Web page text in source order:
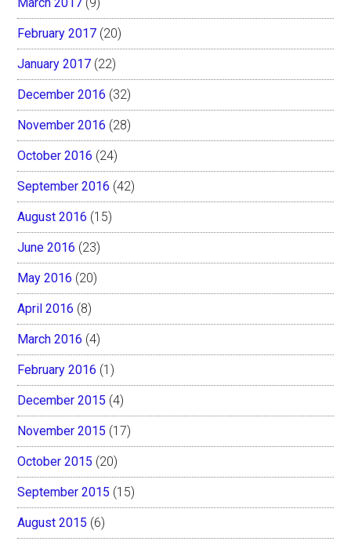
February 2017 (20)
January 2017 (22)
December 2016 (32)
November 2016 (28)
October 2016 (24)
September 2016 (42)
August 2016 (15)
June 2016 (23)
May 2016 (20)
April 2016 (8)
March 2016 (4)
February 2016 (1)
December 2015 (4)
November 2015 (17)
October 2015 (20)
September 2015 (15)
August 2015 (6)